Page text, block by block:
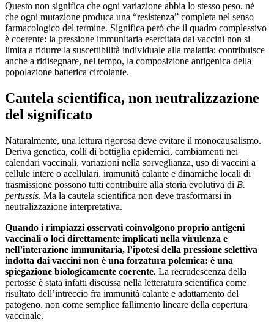
Questo non significa che ogni variazione abbia lo stesso peso, né
che ogni mutazione produca una “resistenza” completa nel senso
farmacologico del termine. Significa però che il quadro complessivo
è coerente: la pressione immunitaria esercitata dai vaccini non si
limita a ridurre la suscettibilità individuale alla malattia; contribuisce
anche a ridisegnare, nel tempo, la composizione antigenica della
popolazione batterica circolante.
Cautela scientifica, non neutralizzazione
del significato
Naturalmente, una lettura rigorosa deve evitare il monocausalismo.
Deriva genetica, colli di bottiglia epidemici, cambiamenti nei
calendari vaccinali, variazioni nella sorveglianza, uso di vaccini a
cellule intere o acellulari, immunità calante e dinamiche locali di
trasmissione possono tutti contribuire alla storia evolutiva di B.
pertussis. Ma la cautela scientifica non deve trasformarsi in
neutralizzazione interpretativa.
Quando i rimpiazzi osservati coinvolgono proprio antigeni
vaccinali o loci direttamente implicati nella virulenza e
nell’interazione immunitaria, l’ipotesi della pressione selettiva
indotta dai vaccini non è una forzatura polemica: è una
spiegazione biologicamente coerente. La recrudescenza della
pertosse è stata infatti discussa nella letteratura scientifica come
risultato dell’intreccio fra immunità calante e adattamento del
patogeno, non come semplice fallimento lineare della copertura
vaccinale.